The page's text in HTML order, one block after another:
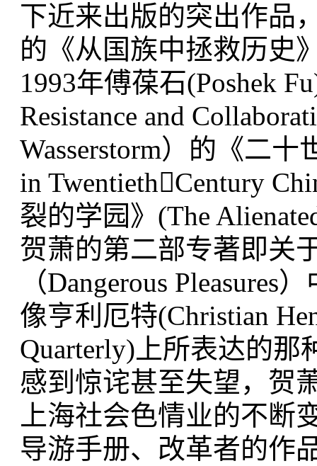
下近来出版的突出作品
的《从国族中拯救历史
1993年傅葆石(Poshek
Resistance and
Wasserstorm）的《二十
in TwentiethCentury
裂的学园》(The
贺萧的第二部专著即关
（Dangerous
像亨利厄特(Christian
Quarterly)上所表达的
感到惊诧甚至失望，贺
上海社会色情业的不断
导游手册、改革者的作